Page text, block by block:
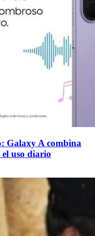
Galaxy A combina
uso diario